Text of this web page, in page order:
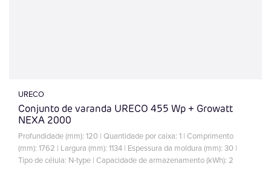
URECO
Conjunto de varanda URECO 455 Wp + Growatt
NEXA 2000
Profundidade (mm): 120 | Quantidade por caixa: 1 | Comprimento
(mm): 1762 | Largura (mm): 1134 | Espessura da moldura (mm): 30 |
Tipo de célula: N-type | Capacidade de armazenamento (kWh): 2